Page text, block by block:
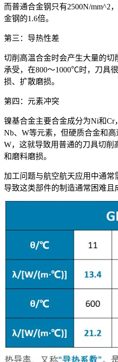
而普通合金钢只有2500N/mm^2
金钢的1.6倍。
第三：导热性差
切削高温合金时会产生大量的
承受，在800～1000℃时，刀具
损、扩散磨损。
第四：元素冲突
镍基合金主要合金成分为Ni和Cr
Nb、W等元素，但硬质合金和高
W，这就导致用普通的刀具切削
和磨料磨损。
加工问题与航空航天应用中通常
导致这类部件的制造通常困难且